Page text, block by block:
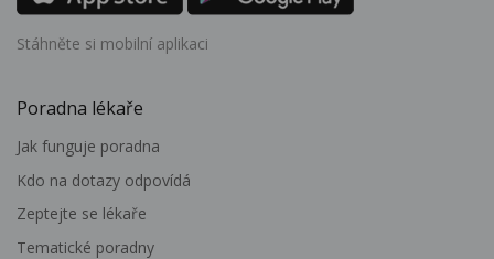
Stáhněte si mobilní aplikaci
Poradna lékaře
Jak funguje poradna
Kdo na dotazy odpovídá
Zeptejte se lékaře
Tematické poradny